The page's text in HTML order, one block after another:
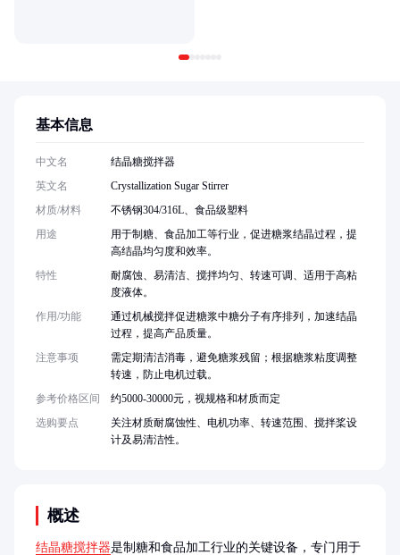
概述
结晶糖搅拌器是制糖和食品加工行业的关键设备，专门用于
基本信息
中文名
结晶糖搅拌器
英文名
Crystallization Sugar Stirrer
材质/材料
不锈钢304/316L、食品级塑料
用途
用于制糖、食品加工等行业，促进糖浆结晶过程，提
高结晶均匀度和效率。
特性
耐腐蚀、易清洁、搅拌均匀、转速可调、适用于高粘
度液体。
作用/功能
通过机械搅拌促进糖浆中糖分子有序排列，加速结晶
过程，提高产品质量。
注意事项
需定期清洁消毒，避免糖浆残留；根据糖浆粘度调整
转速，防止电机过载。
参考价格区间
约5000-30000元，视规格和材质而定
选购要点
关注材质耐腐蚀性、电机功率、转速范围、搅拌桨设
计及易清洁性。